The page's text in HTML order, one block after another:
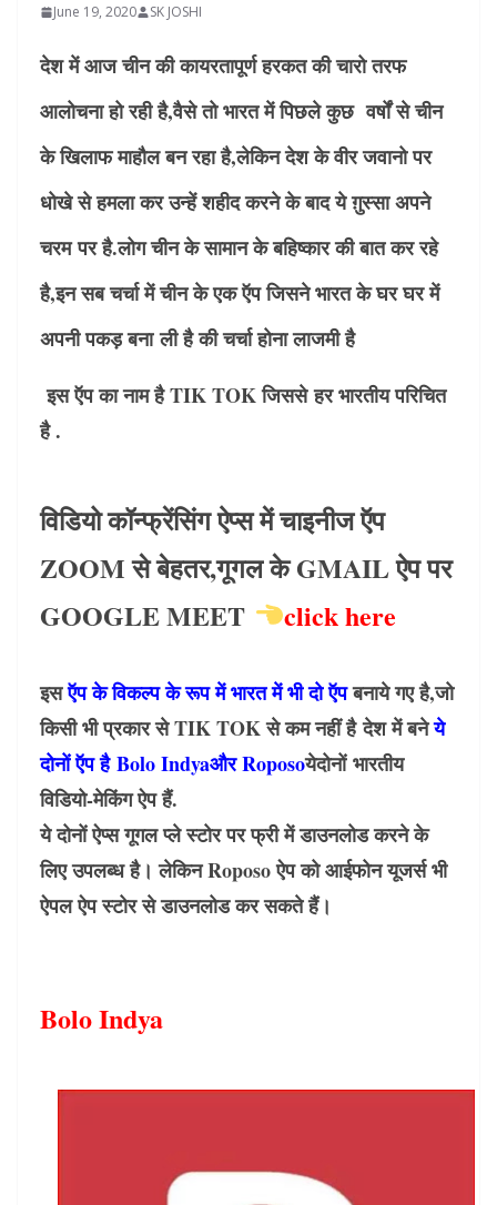
June 19, 2020 SK JOSHI
देश में आज चीन की कायरतापूर्ण हरकत की चारो तरफ
आलोचना हो रही है,वैसे तो भारत में पिछले कुछ वर्षों से चीन
के खिलाफ माहौल बन रहा है,लेकिन देश के वीर जवानो पर
धोखे से हमला कर उन्हें शहीद करने के बाद ये ग़ुस्सा अपने
चरम पर है.लोग चीन के सामान के बहिष्कार की बात कर रहे
है,इन सब चर्चा में चीन के एक ऍप जिसने भारत के घर घर में
अपनी पकड़ बना ली है की चर्चा होना लाजमी है
इस ऍप का नाम है TIK TOK जिससे हर भारतीय परिचित
है .
विडियो कॉन्फ्रेंसिंग ऐप्स में चाइनीज ऍप
ZOOM से बेहतर,गूगल के GMAIL ऐप पर
GOOGLE MEET
click here
इसऍप के विकल्प के रूप में भारत में भी दो ऍपबनाये गए है,जो
किसी भी प्रकार से TIK TOK से कम नहीं हैदेश में बनेये
दोनों ऍप है ​​Bolo Indyaऔर Roposoयेदोनोंभारतीय
विडियो-मेकिंग ऐप हैं.
ये दोनों ऐप्स गूगल प्ले स्टोर पर फ्री में डाउनलोड करने के
लिए उपलब्ध है। लेकिन Roposo ऐप को आईफोन यूजर्स भी
ऐपल ऐप स्टोर से डाउनलोड कर सकते हैं।
Bolo Indya